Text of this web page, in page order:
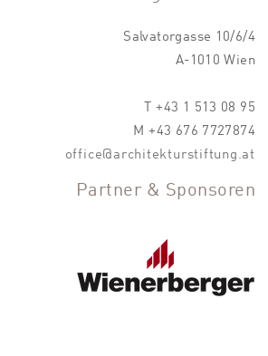
Salvatorgasse 10/6/4
A-1010 Wien
T +43 1 513 08 95
M +43 676 7727874
office@architekturstiftung.at
Partner & Sponsoren